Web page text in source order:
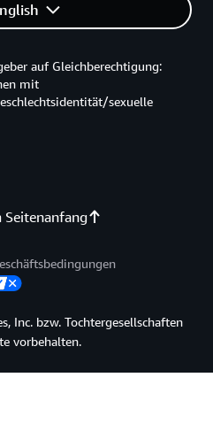
Seitenanfang
auf Gleichberechtigung:
mit
sexuelle
Inc. bzw. Tochtergesellschaften
vorbehalten.